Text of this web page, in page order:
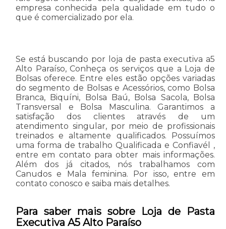
empresa conhecida pela qualidade em tudo o
que é comercializado por ela.
Se está buscando por loja de pasta executiva a5
Alto Paraíso, Conheça os serviços que a Loja de
Bolsas oferece. Entre eles estão opções variadas
do segmento de Bolsas e Acessórios, como Bolsa
Branca, Biquíni, Bolsa Baú, Bolsa Sacola, Bolsa
Transversal e Bolsa Masculina. Garantimos a
satisfação dos clientes através de um
atendimento singular, por meio de profissionais
treinados e altamente qualificados. Possuímos
uma forma de trabalho Qualificada e Confiavél ,
entre em contato para obter mais informações.
Além dos já citados, nós trabalhamos com
Canudos e Mala feminina. Por isso, entre em
contato conosco e saiba mais detalhes.
Para saber mais sobre Loja de Pasta
Executiva A5 Alto Paraíso